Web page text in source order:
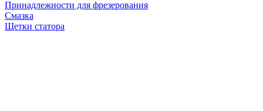
Принадлежности для фрезерования
Смазка
Щетки статора